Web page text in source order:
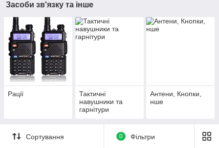
Засоби зв'язку та інше
Рації
Тактичні
навушники та
гарнітури
Антени, Кнопки,
нше
Сортування 0 Фільтри